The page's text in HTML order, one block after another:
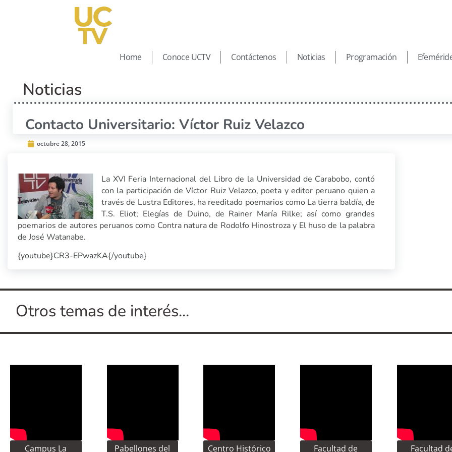
Home Conoce UCTV Contáctenos Noticias Programación
Noticias
Contacto Universitario: Víctor Ruiz Velazco
octubre 28, 2015
La XVI Feria Internacional del Libro de la Universidad de Carabobo, contó
con la participación de Víctor Ruiz Velazco, poeta y editor peruano quien a
través de Lustra Editores, ha reeditado poemarios como La tierra baldía, de
T.S. Eliot; Elegías de Duino, de Rainer María Rilke; así como grandes
poemarios de autores peruanos como Contra natura de Rodolfo Hinostroza y El huso de la palabra
de José Watanabe.
{youtube}CR3-EPwazKA{/youtube}
Otros temas de interés...
Campus La Pabellones del Centro Histórico Facultad de Facultad